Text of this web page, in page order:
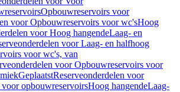
Opbouwreservoirs voor
voor Opbouwreservoirs voor wc'sHoog
voor Hoog hangendeLaag- en
voor Laag- en halfhoog
voor wc's, van
voor Opbouwreservoirs voor
GeplaatstReserveonderdelen voor
opbouwreservoirsHoog hangendeLaag-